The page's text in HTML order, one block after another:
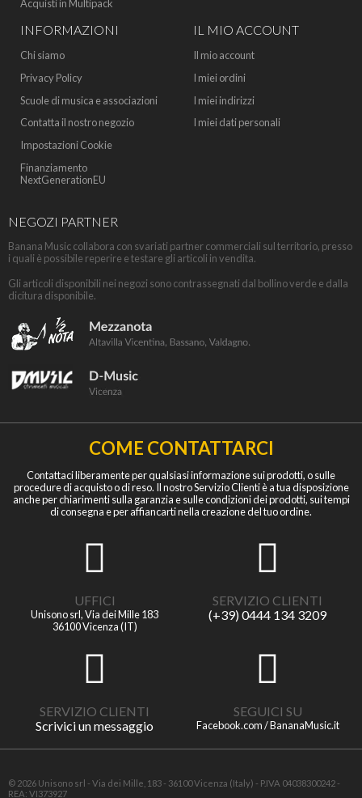
Acquisti in Multipack
INFORMAZIONI
Chi siamo
Privacy Policy
Scuole di musica e associazioni
Contatta il nostro negozio
Impostazioni Cookie
Finanziamento
NextGenerationEU
IL MIO ACCOUNT
Il mio account
I miei ordini
I miei indirizzi
I miei dati personali
NEGOZI PARTNER
Banana Music collabora con svariati partner commerciali sul territorio, presso
i quali è possibile reperire e testare gli articoli in vendita.
Gli articoli disponibili nei negozi sono contrassegnati dal bollino verde e dalla
dicitura disponibile.
COME CONTATTARCI
Contattaci liberamente per qualsiasi informazione sui prodotti, o sulle
procedure di acquisto o di reso. Il nostro Servizio Clienti è a tua disposizione
anche per chiarimenti sulla garanzia e sulle condizioni dei prodotti, sui tempi
di consegna e per affiancarti nella creazione del tuo ordine.
UFFICI
Unisono srl, Via dei Mille 183
36100 Vicenza (IT)
SERVIZIO CLIENTI
(+39) 0444 134 3209
SERVIZIO CLIENTI
Scrivici un messaggio
SEGUICI SU
Facebook.com / BananaMusic.it
© 2026 Unisono srl - Via dei Mille, 183 - 36100 Vicenza (Italy) - P.IVA 04038300242 -
REA: VI373927